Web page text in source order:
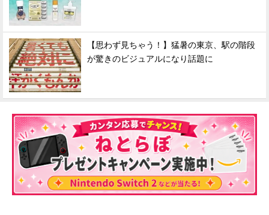
【思わず見ちゃう！】猛暑の東京、駅の階段
が驚きのビジュアルになり話題に